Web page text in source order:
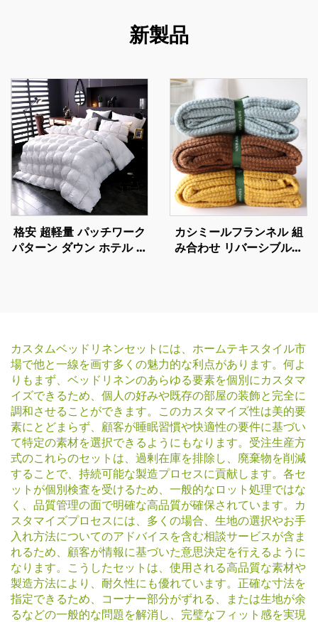
新製品
格安 超軽量 パッチワーク
パターン ダウン ホテル 羽
カシミールフランネル 組
み合わせ リバーシブルベ
カスタムベッドリネンセットには、ホームテキスタイル市
場で他と一線を画す多くの魅力的な利点があります。何よ
りもまず、ベッドリネンのあらゆる要素を個別にカスタマ
イズできるため、個人の好みや既存の部屋の装飾と完全に
調和させることができます。このカスタマイズ性は美的要
素にとどまらず、顧客が睡眠習慣や快適性の要件に基づい
て特定の素材を選択できるようにもなります。受注生産方
式のこれらのセットは、過剰在庫を排除し、廃棄物を削減
することで、持続可能な製造プロセスに貢献します。各セ
ットが個別検査を受けるため、一般的なロット処理ではな
く、品質管理の面で明確な高品質が確保されています。カ
スタマイズプロセスには、多くの場合、生地の選択やお手
入れ方法についてのアドバイスを含む相談サービスが含ま
れるため、顧客が情報に基づいた意思決定を行えるように
なります。こうしたセットは、使用される高品質な素材や
製造方法により、耐久性にも優れています。正確な寸法を
指定できるため、コーナー部分がずれる、または生地が余
るなどの一般的な問題を解消し、完璧なフィット感を実現